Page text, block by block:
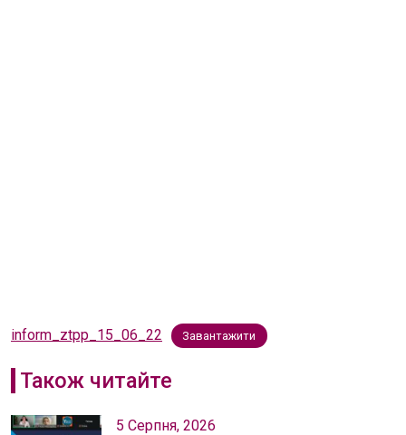
inform_ztpp_15_06_22 Завантажити
Також читайте
5 Серпня, 2026